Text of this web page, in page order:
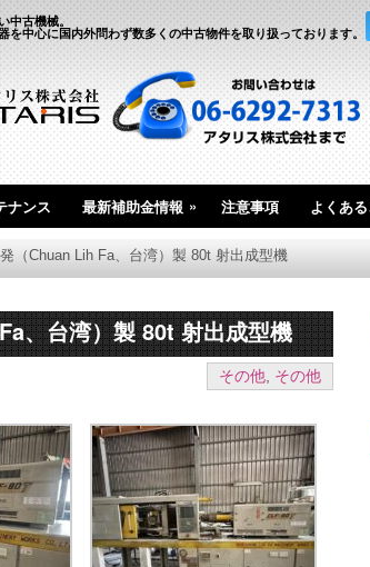
中古機械。
を中心に国内外問わず数多くの中古物件を取り扱っております。
ナンス 最新補助金情報 » 注意事項 よくあ
（Chuan Lih Fa、台湾）製 80t 射出成型機
、台湾）製 80t 射出成型機
その他, その他